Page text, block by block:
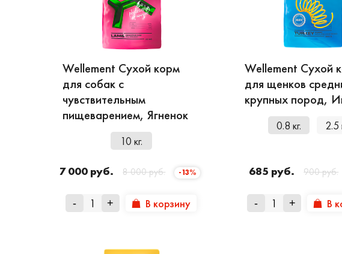
Wellement Сухой корм
для собак с
чувствительным
пищеварением, Ягненок
10 кг.
7 000 руб. 8 000 руб. -13%
- + В корзину
Wellement Сухой
для щенков
крупных пород,
0.8 кг. 2.5
685 руб. 900 руб.
- + В